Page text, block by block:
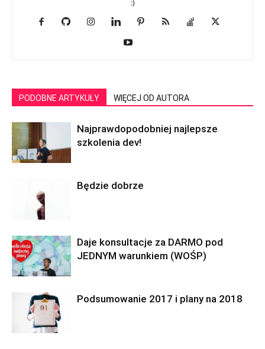
:)
PODOBNE ARTYKUŁY WIĘCEJ OD AUTORA
Najprawdopodobniej najlepsze
szkolenia dev!
Będzie dobrze
Daje konsultacje za DARMO pod
JEDNYM warunkiem (WOŚP)
Podsumowanie 2017 i plany na 2018